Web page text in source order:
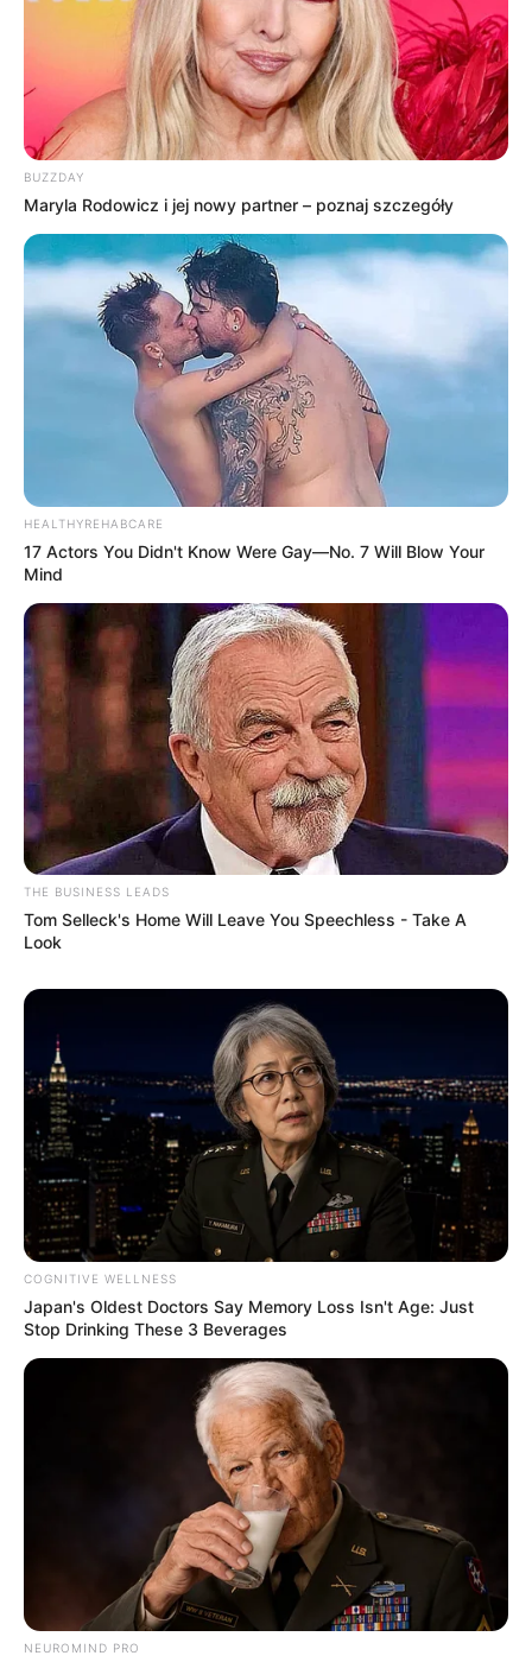
BUZZDAY
Maryla Rodowicz i jej nowy partner – poznaj szczegóły
HEALTHYREHABCARE
17 Actors You Didn't Know Were Gay—No. 7 Will Blow Your
Mind
THE BUSINESS LEADS
Tom Selleck's Home Will Leave You Speechless - Take A
Look
COGNITIVE WELLNESS
Japan's Oldest Doctors Say Memory Loss Isn't Age: Just
Stop Drinking These 3 Beverages
NEUROMIND PRO